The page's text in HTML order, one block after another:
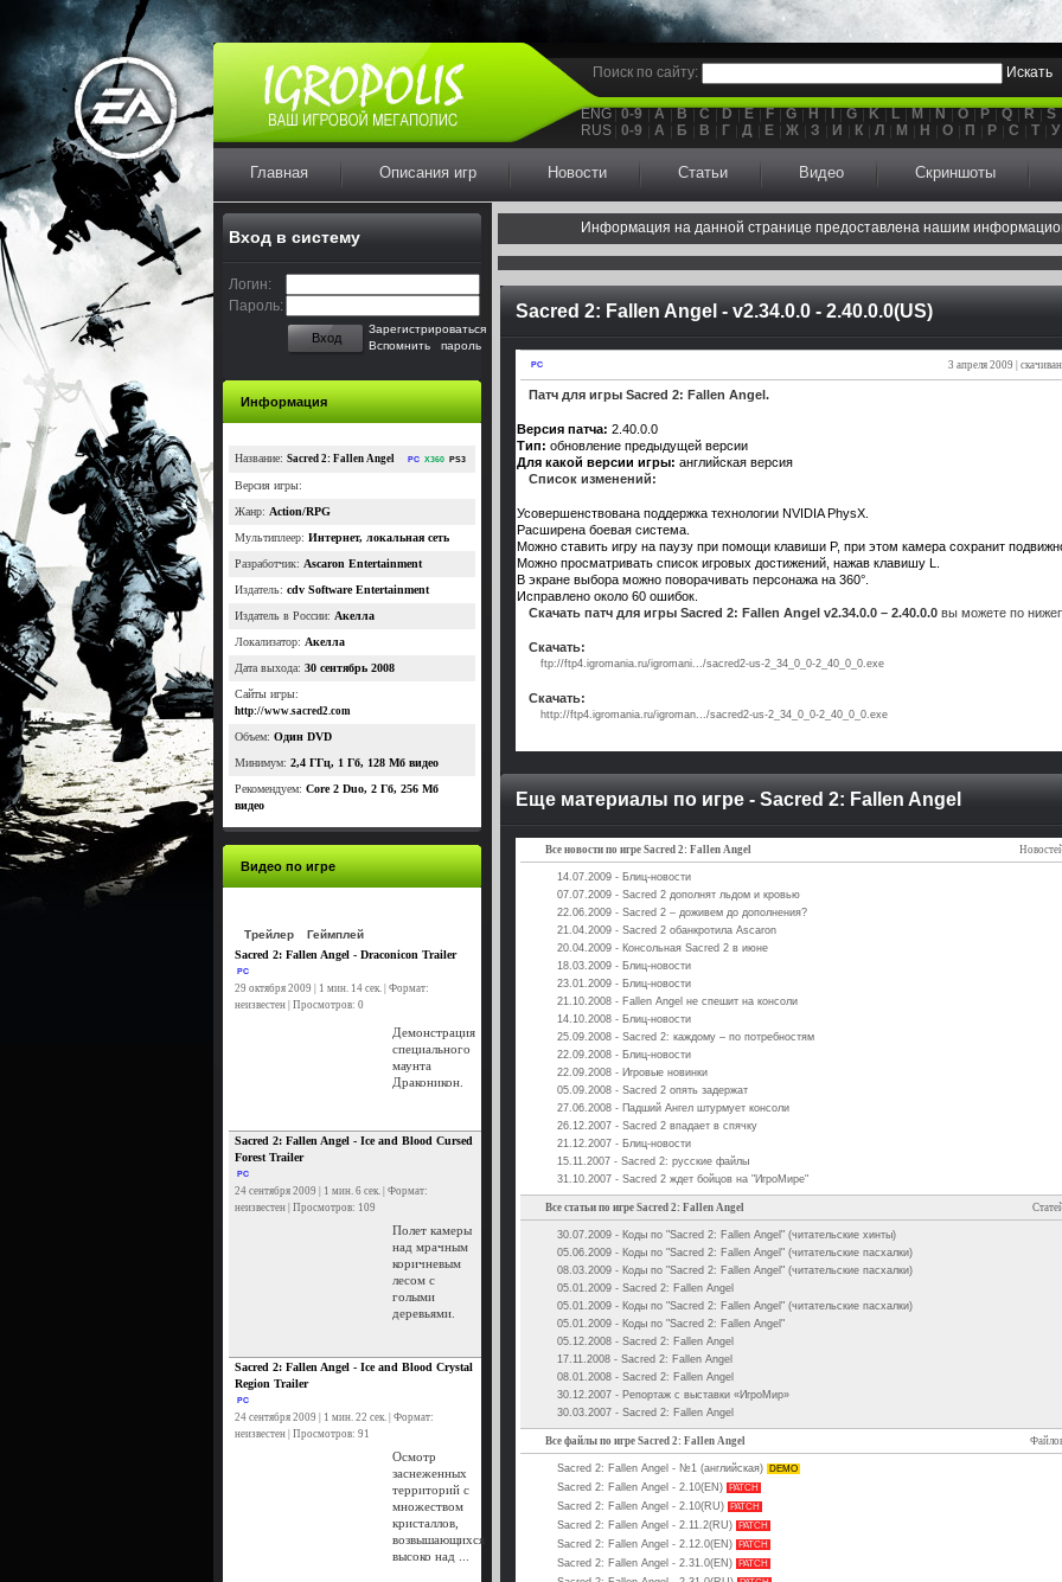
Поиск по сайту: Искать
ENG 0-9 A B C D E F G H G K L M N O P Q R
S
RUS
0-9 А Б В Г Д Е Ж З И К Л М Н О П Р С Т У
Главная Описания игр Новости Статьи Видео Скриншоты
Вход в систему
Логин:
Пароль:
Вход
Зарегистрироваться
Вспомнить пароль
Информация
Название: Sacred 2: Fallen Angel PC X360 PS3
Версия игры:
Жанр: Action/RPG
Мультиплеер: Интернет, локальная сеть
Разработчик: Ascaron Entertainment
Издатель: cdv Software Entertainment
Издатель в России: Акелла
Локализатор: Акелла
Дата выхода: 30 сентябрь 2008
Сайты игры:
http://www.sacred2.com
Объем: Один DVD
Минимум: 2,4 ГГц, 1 Гб, 128 Мб видео
Рекомендуем: Core 2 Duo, 2 Гб, 256 Мб
видео
Видео по игре
Трейлер
Геймплей
Sacred 2: Fallen Angel - Draconicon Trailer
PC
29 октября 2009 | 1 мин. 14 сек. | Формат:
неизвестен | Просмотров: 0
Демонстрация
специального
маунта
Драконикон.
Sacred 2: Fallen Angel - Ice and Blood Cursed
Forest Trailer
PC
24 сентября 2009 | 1 мин. 6 сек. | Формат:
неизвестен | Просмотров: 109
Полет камеры
над мрачным
коричневым
лесом с
голыми
деревьями.
Sacred 2: Fallen Angel - Ice and Blood Crystal
Region Trailer
PC
24 сентября 2009 | 1 мин. 22 сек. | Формат:
неизвестен | Просмотров: 91
Осмотр
заснеженных
территорий с
множеством
кристаллов,
возвышающихся
высоко над ...
Информация на данной странице предоставлена нашим
Sacred 2: Fallen Angel - v2.34.0.0 - 2.40.0.0(US)
PC 3 апреля 2009 |
Патч для игры Sacred 2: Fallen Angel.
Версия патча: 2.40.0.0
Тип: обновление предыдущей версии
Для какой версии игры: английская версия
Список изменений:
Усовершенствована поддержка технологии NVIDIA PhysX.
Расширена боевая система.
Можно ставить игру на паузу при помощи клавиши P, при этом камера сохранит
Можно просматривать список игровых достижений, нажав клавишу L.
В экране выбора можно поворачивать персонажа на 360°.
Исправлено около 60 ошибок.
Скачать патч для игры Sacred 2: Fallen Angel v2.34.0.0 – 2.40.0.0вы можете по
Скачать:
ftp://ftp4.igromania.ru/igromani.../sacred2-us-2_34_0_0-2_40_0_0.exe
Скачать:
http://ftp4.igromania.ru/igroman.../sacred2-us-2_34_0_0-2_40_0_0.exe
Еще материалы по игре - Sacred 2: Fallen Angel
Все новости по игре Sacred 2: Fallen Angel
14.07.2009 - Блиц-новости
07.07.2009 - Sacred 2 дополнят льдом и кровью
22.06.2009 - Sacred 2 – доживем до дополнения?
21.04.2009 - Sacred 2 обанкротила Ascaron
20.04.2009 - Консольная Sacred 2 в июне
18.03.2009 - Блиц-новости
23.01.2009 - Блиц-новости
21.10.2008 - Fallen Angel не спешит на консоли
14.10.2008 - Блиц-новости
25.09.2008 - Sacred 2: каждому – по потребностям
22.09.2008 - Блиц-новости
22.09.2008 - Игровые новинки
05.09.2008 - Sacred 2 опять задержат
27.06.2008 - Падший Ангел штурмует консоли
26.12.2007 - Sacred 2 впадает в спячку
21.12.2007 - Блиц-новости
15.11.2007 - Sacred 2: русские файлы
31.10.2007 - Sacred 2 ждет бойцов на "ИгроМире"
Все статьи по игре Sacred 2: Fallen Angel
30.07.2009 - Коды по "Sacred 2: Fallen Angel" (читательские хинты)
05.06.2009 - Коды по "Sacred 2: Fallen Angel" (читательские пасхалки)
08.03.2009 - Коды по "Sacred 2: Fallen Angel" (читательские пасхалки)
05.01.2009 - Sacred 2: Fallen Angel
05.01.2009 - Коды по "Sacred 2: Fallen Angel" (читательские пасхалки)
05.01.2009 - Коды по "Sacred 2: Fallen Angel"
05.12.2008 - Sacred 2: Fallen Angel
17.11.2008 - Sacred 2: Fallen Angel
08.01.2008 - Sacred 2: Fallen Angel
30.12.2007 - Репортаж с выставки «ИгроМир»
30.03.2007 - Sacred 2: Fallen Angel
Все файлы по игре Sacred 2: Fallen Angel
Sacred 2: Fallen Angel - №1 (английская) DEMO
Sacred 2: Fallen Angel - 2.10(EN) PATCH
Sacred 2: Fallen Angel - 2.10(RU) PATCH
Sacred 2: Fallen Angel - 2.11.2(RU) PATCH
Sacred 2: Fallen Angel - 2.12.0(EN) PATCH
Sacred 2: Fallen Angel - 2.31.0(EN) PATCH